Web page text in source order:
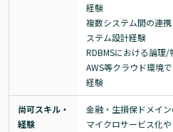
経験
複数システム間の連
ステム設計経験
RDBMSにおける論理
AWS等クラウド環境
経験
尚可スキル・
経験
金融・生損保ドメイ
マイクロサービス化